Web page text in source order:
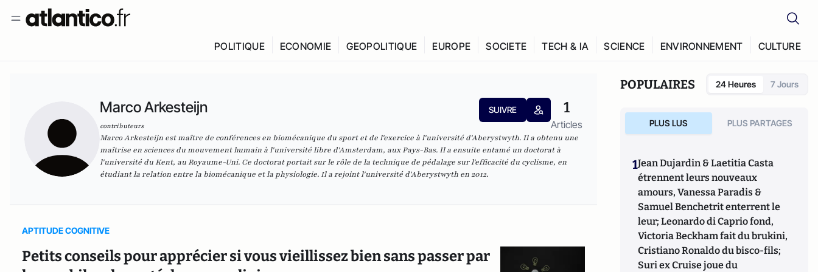
POLITIQUE ECONOMIE GEOPOLITIQUE EUROPE SOCIETE TECH & IA SCIENCE ENVIRONNEMENT CULTURE
Marco Arkesteijn
contributeurs
SUIVRE 1
Articles
Marco Arkesteijn est maître de conférences en biomécanique du sport et de l'exercice à l'université d'Aberystwyth. Il a obtenu une
maîtrise en sciences du mouvement humain à l'université libre d'Amsterdam, aux Pays-Bas. Il a ensuite entamé un doctorat à
l'université du Kent, au Royaume-Uni. Ce doctorat portait sur le rôle de la technique de pédalage sur l'efficacité du cyclisme, en
étudiant la relation entre la biomécanique et la physiologie. Il a rejoint l'université d'Aberystwyth en 2012.
APTITUDE COGNITIVE
Petits conseils pour apprécier si vous vieillissez bien sans passer par
POPULAIRES 24 Heures 7 Jours
PLUS LUS PLUS PARTAGES
1Jean Dujardin & Laetitia Casta
étrennent leurs nouveaux
amours, Vanessa Paradis &
Samuel Benchetrit enterrent le
leur; Leonardo di Caprio fond,
Victoria Beckham fait du brukini,
Cristiano Ronaldo du bisco-fils;
Suri ex Cruise joue du